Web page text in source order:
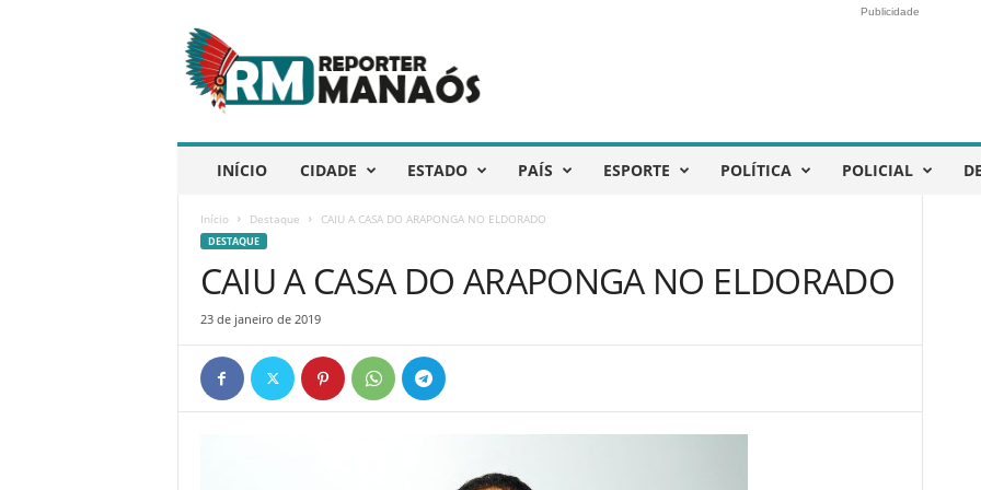
e
p
ó
Publicidade
INÍCIO CIDADE ESTADO PAÍS ESPORTE POLÍTICA POLICIAL
Início Destaque CAIU A CASA DO ARAPONGA NO ELDORADO
DESTAQUE
CAIU A CASA DO ARAPONGA NO ELDORADO
23 de janeiro de 2019